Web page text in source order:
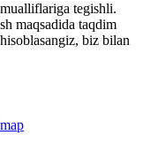
tegishli.
maqsadida taqdim
biz bilan